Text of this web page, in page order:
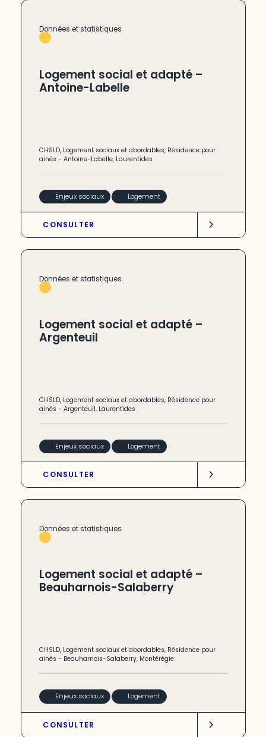
Données et statistiques
Logement social et adapté –
Antoine-Labelle
CHSLD, Logement sociaux et abordables, Résidence pour
ainés -Antoine-Labelle, Laurentides
Enjeux sociaux Logement
CONSULTER
Données et statistiques
Logement social et adapté –
Argenteuil
CHSLD, Logement sociaux et abordables, Résidence pour
ainés -Argenteuil, Laurentides
Enjeux sociaux Logement
CONSULTER
Données et statistiques
Logement social et adapté –
Beauharnois-Salaberry
CHSLD, Logement sociaux et abordables, Résidence pour
ainés - Beauharnois-Salaberry, Montérégie
Enjeux sociaux Logement
CONSULTER